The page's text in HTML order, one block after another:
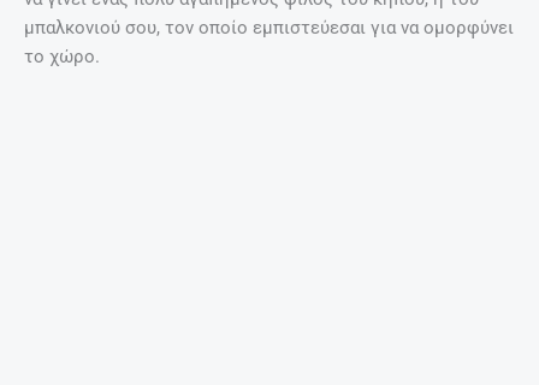
μπαλκονιού σου, τον οποίο εμπιστεύεσαι για να ομορφύνει
το χώρο.